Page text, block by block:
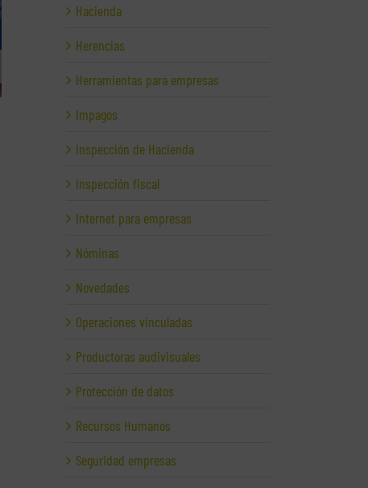
Hacienda
Herencias
Herramientas para empresas
Impagos
Inspección de Hacienda
Inspección fiscal
Internet para empresas
Nóminas
Novedades
Operaciones vinculadas
Productoras audivisuales
Protección de datos
Recursos Humanos
Seguridad empresas